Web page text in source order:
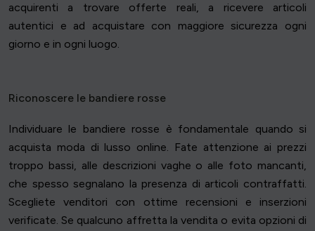
acquirenti a trovare offerte reali, a ricevere articoli
autentici e ad acquistare con maggiore sicurezza ogni
giorno e in ogni luogo.
Riconoscere le bandiere rosse
Individuare le bandiere rosse è fondamentale quando si
acquista moda di lusso online. Fate attenzione ai prezzi
troppo bassi, alle descrizioni vaghe o alle foto mancanti,
che spesso segnalano la presenza di articoli contraffatti.
Scegliete venditori con ottime recensioni e inserzioni
verificate. Se qualcuno affretta la vendita o evita opzioni di